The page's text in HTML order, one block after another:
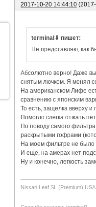
2017-10-20 14:44:10
terminal⇓ пишет:
Не представляю, как
Абсолютно верно! Даже
снятым лючком. Я менял
На американском Лифе
сравнению с японским
То есть, защелка вверху
Помогло слегка отжать
По поводу самого
раскрытыми гофрами
На моем фильтре не было
И еще, на амерах нет
Ну и конечно, легкость
Nissan Leaf SL (Premium)